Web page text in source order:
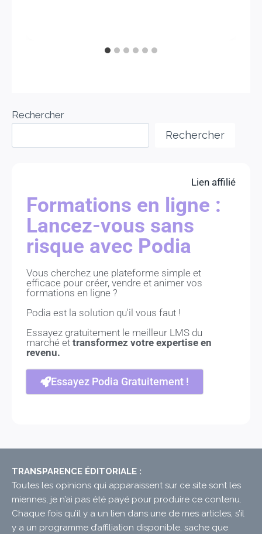
Rechercher
Rechercher
Lien affilié
Formations en ligne :
Lancez-vous sans
risque avec Podia
Vous cherchez une plateforme simple et
efficace pour créer, vendre et animer vos
formations en ligne ?
Podia est la solution qu'il vous faut !
Essayez gratuitement le meilleur LMS du
marché ettransformez votre expertise en
revenu.
Essayez Podia Gratuitement !
TRANSPARENCE ÉDITORIALE :
Toutes les opinions qui apparaissent sur ce site sont les
miennes, je n’ai pas été payé pour produire ce contenu.
Chaque fois qu’il y a un lien dans une de mes articles, s’il
y a un programme d’affiliation disponible, sache que